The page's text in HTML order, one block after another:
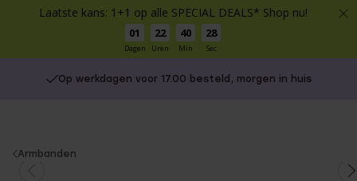
Laatste kans: 1+1 op alle SPECIAL DEALS* Shop nu!
01
Dagen
22
Uren
40
Min
27
Sec
Op werkdagen voor 17.00 besteld, morgen in huis
You
Armbanden